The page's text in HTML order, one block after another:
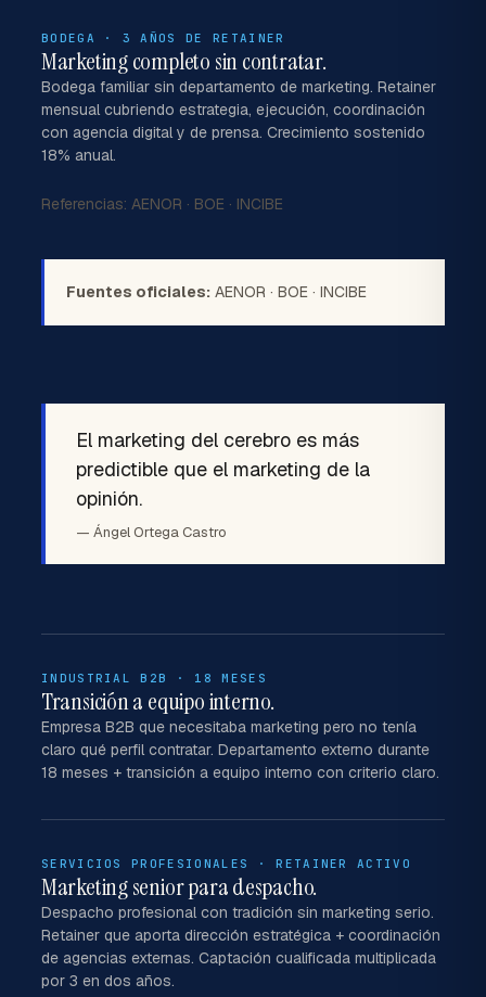
BODEGA · 3 AÑOS DE RETAINER
Marketing completo sin contratar.
Bodega familiar sin departamento de marketing. Retainer
mensual cubriendo estrategia, ejecución, coordinación
con agencia digital y de prensa. Crecimiento sostenido
18% anual.
Referencias: AENOR · BOE · INCIBE
Fuentes oficiales: AENOR · BOE· INCIBE
El marketing del cerebro es más
predictible que el marketing de la
opinión.
— Ángel Ortega Castro
INDUSTRIAL B2B · 18 MESES
Transición a equipo interno.
Empresa B2B que necesitaba marketing pero no tenía
claro qué perfil contratar. Departamento externo durante
18 meses + transición a equipo interno con criterio claro.
SERVICIOS PROFESIONALES · RETAINER ACTIVO
Marketing senior para despacho.
Despacho profesional con tradición sin marketing serio.
Retainer que aporta dirección estratégica + coordinación
de agencias externas. Captación cualificada multiplicada
por 3 en dos años.